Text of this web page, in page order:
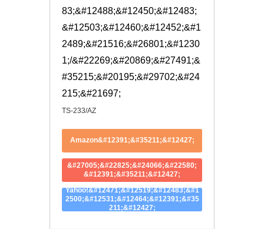
83;&#12488;&#12450;&#12483;
&#12503;&#12460;&#12452;&#1
2489;&#21516;&#26801;&#1230
1;/&#22269;&#20869;&#27491;&
#35215;&#20195;&#29702;&#24
215;&#21697;
TS-233/AZ
Amazon&#12391;&#35211;&#12427;
&#27005;&#22825;&#24066;&#22580;
&#12391;&#35211;&#12427;
Yahoo!&#12471;&#12519;&#12483;&#1
2500;&#12531;&#12464;&#12391;&#35
211;&#12427;